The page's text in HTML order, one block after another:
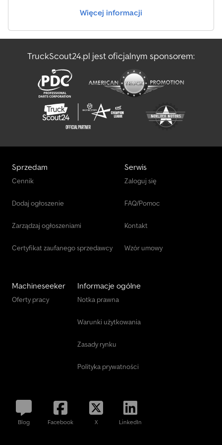
do zmian, wcześniejszej sprzedaży oraz pomyłek! Lista
powinien samodzielnie zweryfikować szczegóły stanu pojazdu na
uwzględniane.
Więcej informacji
TruckScout24.pl jest oficjalnym sponsorem:
Sprzedam
Cennik
Dodaj ogłoszenie
Zarządzaj ogłoszeniami
Certyfikat zaufanego sprzedawcy
Serwis
Zaloguj się
FAQ/Pomoc
Kontakt
Wzór umowy
Machineseeker
Oferty pracy
Informacje ogólne
Notka prawna
Warunki użytkowania
Zasady rynku
Polityka prywatności
Blog Facebook X LinkedIn